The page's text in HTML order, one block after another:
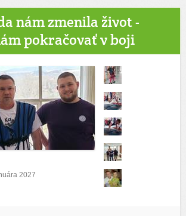
nám zmenila život -
pokračovať v boji
2027